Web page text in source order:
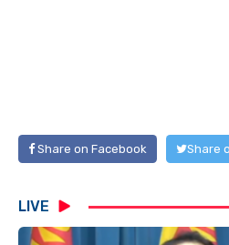
Share on Facebook Share
LIVE